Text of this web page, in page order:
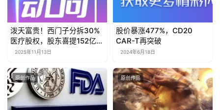
泼天富贵！西门子分拆30%
医疗股权，股东喜提152亿欧
元！
2025年11月13日
股价暴涨477%，CD20
CAR-T再突破
2024年6月18日
原创作品 原创作品